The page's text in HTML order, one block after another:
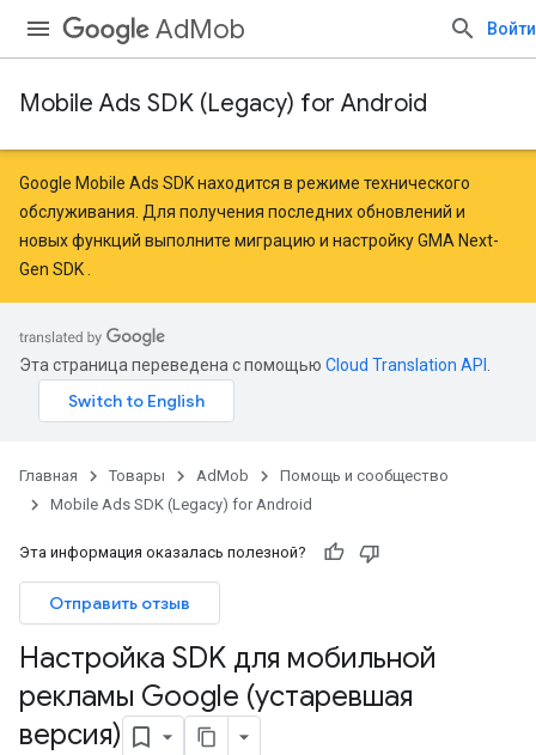
AdMob Войти
Mobile Ads SDK (Legacy) for Android
Google Mobile Ads SDK находится в режиме технического
обслуживания. Для получения последних обновлений и
новых функций выполните миграцию и настройку GMA Next-
Gen SDK
Эта страница переведена с помощью Cloud Translation API
Главная Товары AdMob
Помощь и сообщество
Mobile Ads SDK (Legacy) for Android
Эта информация оказалась полезной?
Отправить отзыв
Настройка SDK для мобильной
рекламы Google (устаревшая
версия)